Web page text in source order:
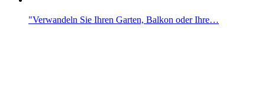
"Verwandeln Sie Ihren Garten, Balkon oder Ihre…